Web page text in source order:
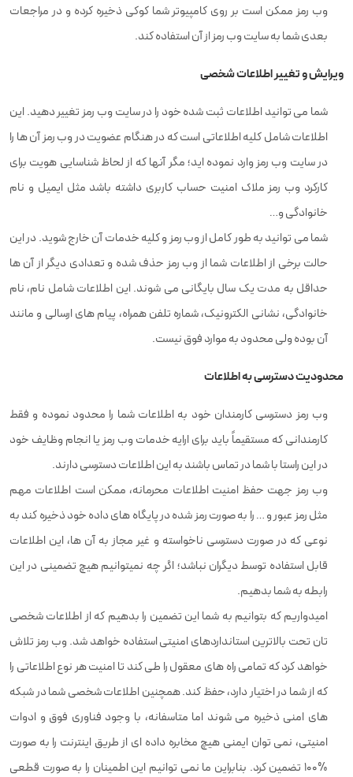
وب رمز ممکن است بر روی کامپیوتر شما کوکی ذخیره کرده و در مراجعات
بعدی شما به سایت وب رمز از آن استفاده کند.
ویرایش و تغییر اطلاعات شخصی
شما می توانید اطلاعات ثبت شده خود را در سایت وب رمز تغییر دهید. این
اطلاعات شامل کلیه اطلاعاتی است که در هنگام عضویت در وب رمز آن ها را
در سایت وب رمز وارد نموده اید؛ مگر آنها که از لحاظ شناسایی هویت برای
کارکرد وب رمز ملاک امنیت حساب کاربری داشته باشد مثل ایمیل و نام
خانوادگی و…
شما می توانید به طور کامل از وب رمز و کلیه خدمات آن خارج شوید. در این
حالت برخی از اطلاعات شما از وب رمز حذف شده و تعدادی دیگر از آن ها
حداقل به مدت یک سال بایگانی می شوند. این اطلاعات شامل نام، نام
خانوادگی، نشانی الکترونیک، شماره تلفن همراه، پیام های ارسالی و مانند
آن بوده ولی محدود به موارد فوق نیست.
محدودیت دسترسی به اطلاعات
وب رمز دسترسی کارمندان خود به اطلاعات شما را محدود نموده و فقط
کارمندانی که مستقیماً باید برای ارایه خدمات وب رمز یا انجام وظایف خود
در این راستا با شما در تماس باشند به این اطلاعات دسترسی دارند.
وب رمز جهت حفظ امنیت اطلاعات محرمانه، ممکن است اطلاعات مهم
مثل رمز عبور و … را به صورت رمز شده در پایگاه های داده خود ذخیره کند به
نوعی که در صورت دسترسی ناخواسته و غیر مجاز به آن ها، این اطلاعات
قابل استفاده توسط دیگران نباشد؛ اگر چه نمیتوانیم هیچ تضمینی در این
رابطه به شما بدهیم.
امیدواریم كه بتوانیم به شما این تضمین را بدهیم كه از اطلاعات شخصی
تان تحت بالاترین استانداردهای امنیتی استفاده خواهد شد. وب رمز تلاش
خواهد كرد كه تمامی راه های معقول را طی كند تا امنیت هر نوع اطلاعاتی را
كه از شما در اختیار دارد،‌ حفظ كند. همچنین اطلاعات شخصی شما در شبكه
های امنی ذخیره می شوند اما متاسفانه،‌ با وجود فناوری فوق و ادوات
امنیتی، نمی توان ایمنی هیچ مخابره داده ای از طریق اینترنت را به صورت
%100 تضمین كرد. بنابراین ما نمی توانیم این اطمینان را به صورت قطعی